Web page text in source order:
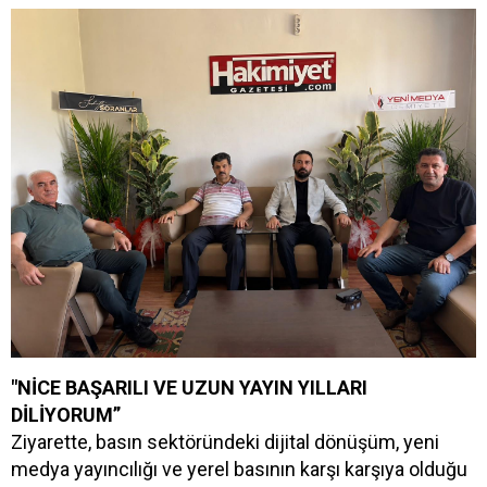
"NİCE BAŞARILI VE UZUN YAYIN YILLARI
DİLİYORUM”
Ziyarette, basın sektöründeki dijital dönüşüm, yeni
medya yayıncılığı ve yerel basının karşı karşıya olduğu